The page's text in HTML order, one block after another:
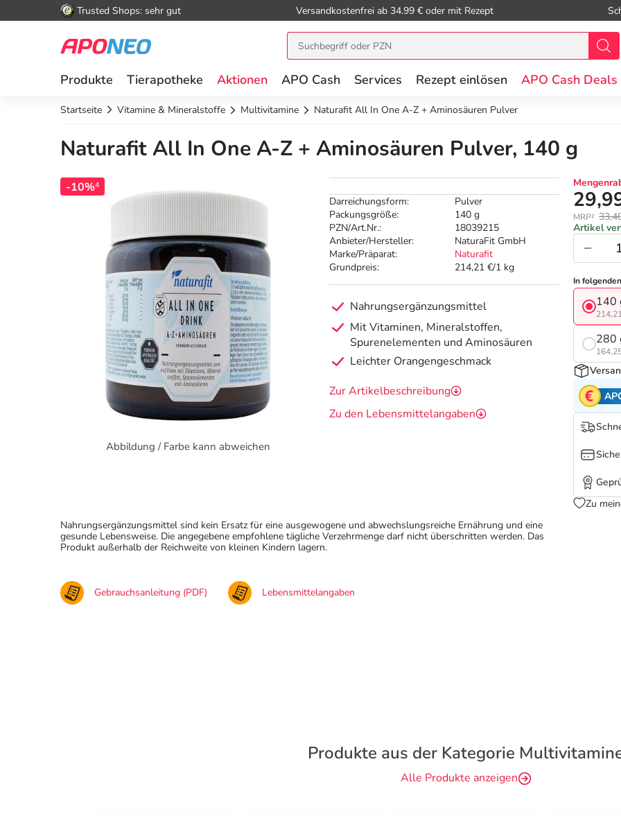
Trusted Shops: sehr gut Versandkostenfrei ab 34.99 € oder mit Rezept
Produkte Tierapotheke Aktionen APO Cash Services Rezept einlösen APO Cash Deals
Startseite Vitamine & Mineralstoffe Multivitamine Naturafit All In One A-Z + Aminosäuren Pulver
Naturafit All In One A-Z + Aminosäuren Pulver, 140 g
-10%4
Abbildung / Farbe kann abweichen
Darreichungsform:
Pulver
Packungsgröße:
140 g
PZN/Art.Nr.:
18039215
Anbieter/Hersteller:
NaturaFit GmbH
Marke/Präparat:
Naturafit
Grundpreis:
214,21 €/1 kg
Nahrungsergänzungsmittel
Mit Vitaminen, Mineralstoffen,
Spurenelementen und Aminosäuren
Leichter Orangengeschmack
Zur Artikelbeschreibung
Zu den Lebensmittelangaben
MRP²
Artikel
In
140
280
Zu
Nahrungsergänzungsmittel sind kein Ersatz für eine ausgewogene und abwechslungsreiche Ernährung und eine
gesunde Lebensweise. Die angegebene empfohlene tägliche Verzehrmenge darf nicht überschritten werden. Das
Produkt außerhalb der Reichweite von kleinen Kindern lagern.
Gebrauchsanleitung (PDF) Lebensmittelangaben
Produkte aus der Kategorie
Alle Produkte anzeigen